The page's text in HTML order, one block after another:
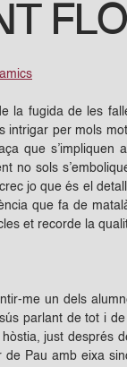
la fugida de les
intrigar per mols
que
no sols
jo que és el
que fa de
et recorde la
me un dels
parlant de tot i
just després
de Pau amb eixa